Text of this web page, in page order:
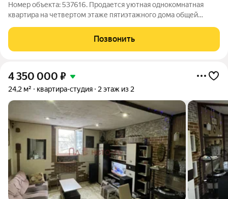
Номер объекта: 537616. Продается уютная однокомнатная
квартира на четвертом этаже пятиэтажного дома общей
для тех, кто ценит комфорт и удобство в повседневной жизни,
а также ищет надежный объект
Позвонить
4 350 000 ₽
24,2 м² квартира-студия 2 этаж из 2